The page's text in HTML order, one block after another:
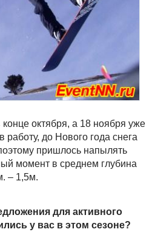
октября, а 18 ноября уже
работу, до Нового года снега
пришлось напылять
момент в среднем глубина
– 1,5м.
для активного
у вас в этом сезоне?